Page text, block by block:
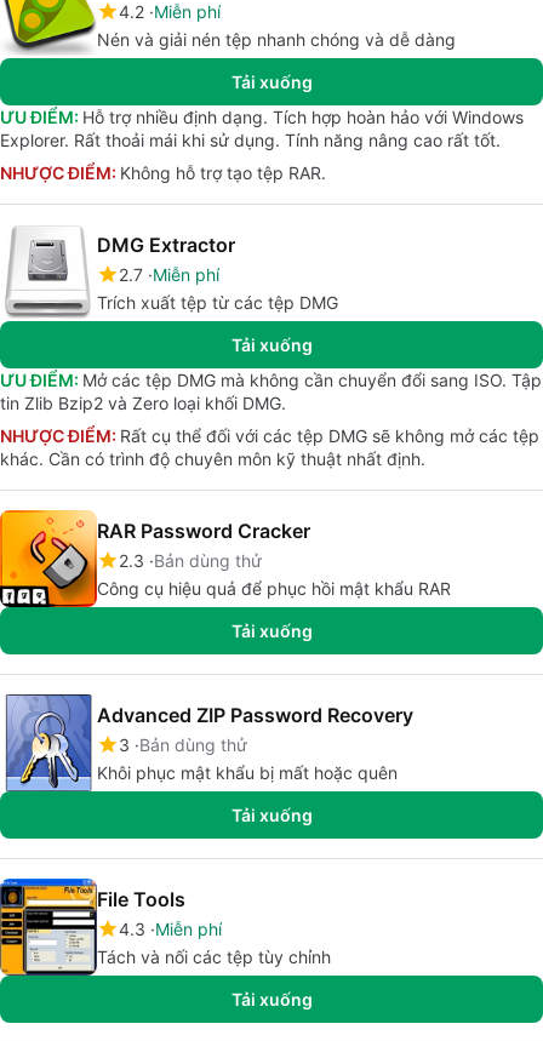
4.2 Miễn phí
Nén và giải nén tệp nhanh chóng và dễ dàng
Tải xuống
ƯU ĐIỂM: Hỗ trợ nhiều định dạng. Tích hợp hoàn hảo với Windows
Explorer. Rất thoải mái khi sử dụng. Tính năng nâng cao rất tốt.
NHƯỢC ĐIỂM: Không hỗ trợ tạo tệp RAR.
DMG Extractor
2.7 Miễn phí
Trích xuất tệp từ các tệp DMG
Tải xuống
ƯU ĐIỂM: Mở các tệp DMG mà không cần chuyển đổi sang ISO. Tập
tin Zlib Bzip2 và Zero loại khối DMG.
NHƯỢC ĐIỂM: Rất cụ thể đối với các tệp DMG sẽ không mở các tệp
khác. Cần có trình độ chuyên môn kỹ thuật nhất định.
RAR Password Cracker
2.3 Bản dùng thử
Công cụ hiệu quả để phục hồi mật khẩu RAR
Tải xuống
Advanced ZIP Password Recovery
3 Bản dùng thử
Khôi phục mật khẩu bị mất hoặc quên
Tải xuống
File Tools
4.3 Miễn phí
Tách và nối các tệp tùy chỉnh
Tải xuống